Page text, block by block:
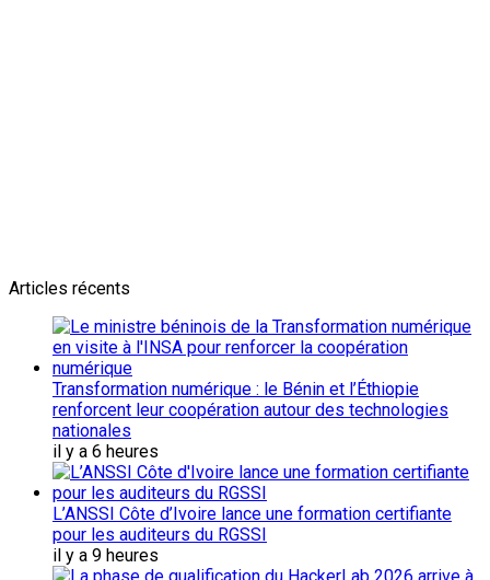
Articles récents
Transformation numérique : le Bénin et l’Éthiopie
renforcent leur coopération autour des technologies
nationales
il y a 6 heures
L’ANSSI Côte d’Ivoire lance une formation certifiante
pour les auditeurs du RGSSI
il y a 9 heures